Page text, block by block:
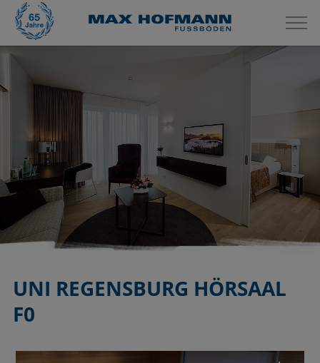
UNI REGENSBURG HÖRSAAL
F0